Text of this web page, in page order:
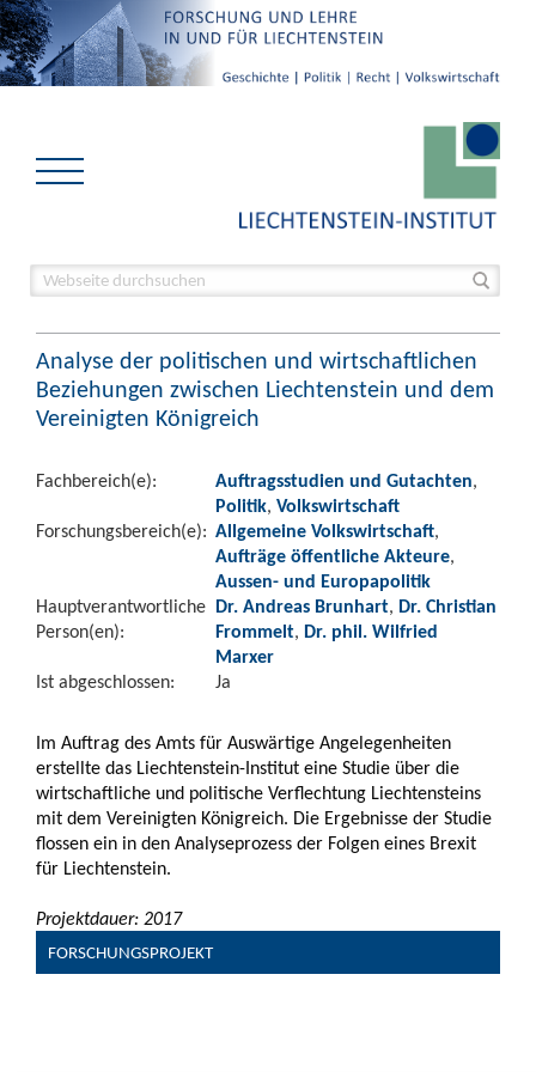
Analyse der politischen und wirtschaftlichen
Beziehungen zwischen Liechtenstein und dem
Vereinigten Königreich
Fachbereich(e): Auftragsstudien und Gutachten,
Politik, Volkswirtschaft
Forschungsbereich(e): Allgemeine Volkswirtschaft,
Aufträge öffentliche Akteure,
Aussen- und Europapolitik
Hauptverantwortliche
Person(en):
Dr. Andreas Brunhart, Dr. Christian
Frommelt, Dr. phil. Wilfried
Marxer
Ist abgeschlossen:
Ja
Im Auftrag des Amts für Auswärtige Angelegenheiten
erstellte das Liechtenstein-Institut eine Studie über die
wirtschaftliche und politische Verflechtung Liechtensteins
mit dem Vereinigten Königreich. Die Ergebnisse der Studie
flossen ein in den Analyseprozess der Folgen eines Brexit
für Liechtenstein.
Projektdauer: 2017
FORSCHUNGSPROJEKT